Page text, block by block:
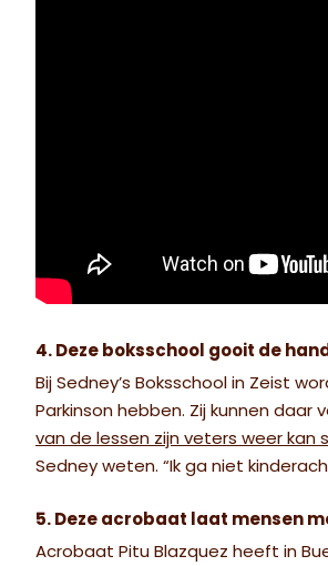
4. Deze boksschool gooit de
Bij Sedney’s Boksschool in Zeist
Parkinson hebben. Zij kunnen daar
van de lessen zijn veters weer kan
Sedney weten. “Ik ga niet
5. Deze acrobaat laat mensen
Acrobaat Pitu Blazquez heeft in